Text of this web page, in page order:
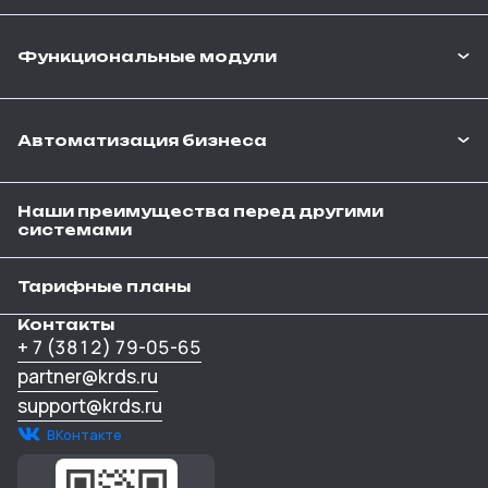
Контакты
+ 7 (3812) 79-05-65
partner@krds.ru
support@krds.ru
ВКонтакте
Функциональные модули
Автоматизация бизнеса
Наши преимущества перед другими
системами
Тарифные планы